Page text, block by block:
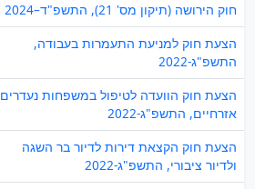
חוק הירושה (תיקון מס' 21), התשפ"ד–2024
הצעת חוק למניעת התעמרות בעבודה,
התשפ"ג-2022
הצעת חוק הוועדה לטיפול במשפחות נעדרים
אזרחיים, התשפ"ג-2022
הצעת חוק הקצאת דירות לדיור בר השגה
ולדיור ציבורי, התשפ"ג-2022